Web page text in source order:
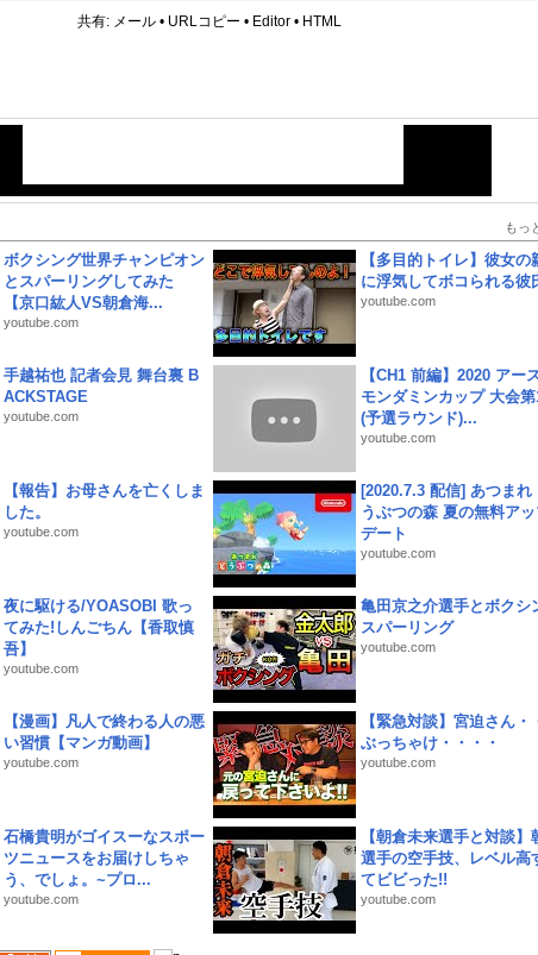
共有: メール • URLコピー • Editor • HTML
もっ
ボクシング世界チャンピオン
とスパーリングしてみた
【京口紘人VS朝倉海...
youtube.com
【多目的トイレ】彼女の
に浮気してボコられる彼
youtube.com
手越祐也 記者会見 舞台裏 B
ACKSTAGE
youtube.com
【CH1 前編】2020 アー
モンダミンカップ 大会第
(予選ラウンド)...
youtube.com
【報告】お母さんを亡くしま
した。
youtube.com
[2020.7.3 配信] あつまれ
うぶつの森 夏の無料ア
デート
youtube.com
夜に駆ける/YOASOBI 歌っ
てみた!しんごちん【香取慎
吾】
youtube.com
亀田京之介選手とボクシ
スパーリング
youtube.com
【漫画】凡人で終わる人の悪
い習慣【マンガ動画】
youtube.com
【緊急対談】宮迫さん・
ぶっちゃけ・・・・
youtube.com
石橋貴明がゴイスーなスポー
ツニュースをお届けしちゃ
う、でしょ。~プロ...
youtube.com
【朝倉未来選手と対談】
選手の空手技、レベル高
てビビった!!
youtube.com